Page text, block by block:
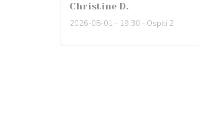
Christine D
2026-08-01 - 19:30 - Ospiti 2